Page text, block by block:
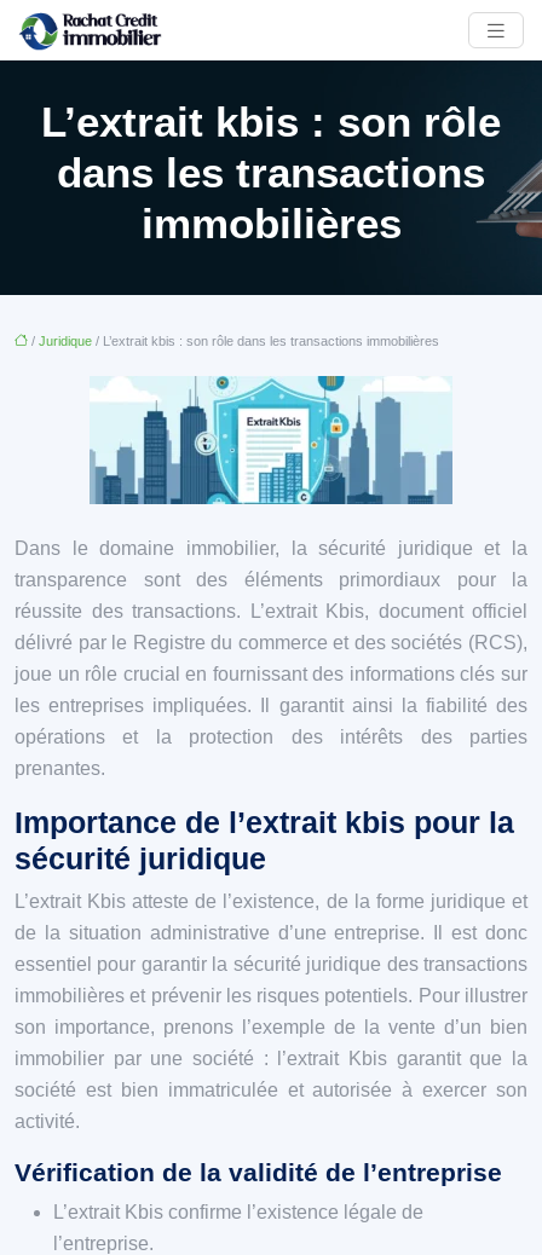
L’extrait kbis : son rôle
dans les transactions
immobilières
/ Juridique / L’extrait kbis : son rôle dans les transactions immobilières
Dans le domaine immobilier, la sécurité juridique et la
transparence sont des éléments primordiaux pour la
réussite des transactions. L’extrait Kbis, document officiel
délivré par le Registre du commerce et des sociétés (RCS),
joue un rôle crucial en fournissant des informations clés sur
les entreprises impliquées. Il garantit ainsi la fiabilité des
opérations et la protection des intérêts des parties
prenantes.
Importance de l’extrait kbis pour la
sécurité juridique
L’extrait Kbis atteste de l’existence, de la forme juridique et
de la situation administrative d’une entreprise. Il est donc
essentiel pour garantir la sécurité juridique des transactions
immobilières et prévenir les risques potentiels. Pour illustrer
son importance, prenons l’exemple de la vente d’un bien
immobilier par une société : l’extrait Kbis garantit que la
société est bien immatriculée et autorisée à exercer son
activité.
Vérification de la validité de l’entreprise
L’extrait Kbis confirme l’existence légale de
l’entreprise.